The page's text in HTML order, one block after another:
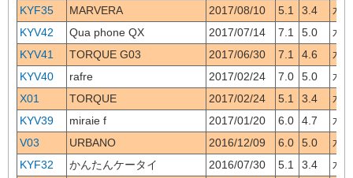
KYF35
MARVERA 2017/08/10 5.1 3.4
水/
KYV42
Qua phone QX 2017/07/14 7.1 5.0
水/
KYV41
TORQUE G03 2017/06/30 7.1 4.6
水/
KYV40
rafre 2017/02/24 7.0 5.0
水/
X01
TORQUE 2017/02/24 5.1 3.4
水/
KYV39
miraie f 2017/01/20 6.0 4.7
水/
V03
URBANO 2016/12/09 6.0 5.0
水/
KYF32
かんたんケータイ 2016/07/30 5.1 3.4
水/